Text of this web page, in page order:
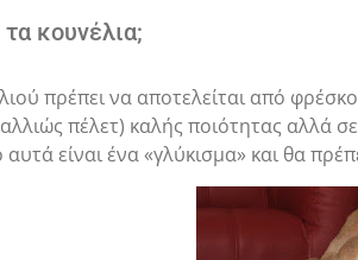
κουνέλια;
πρέπει να αποτελείται από
πέλετ) καλής ποιότητας αλλά
είναι ένα «γλύκισμα» και θα